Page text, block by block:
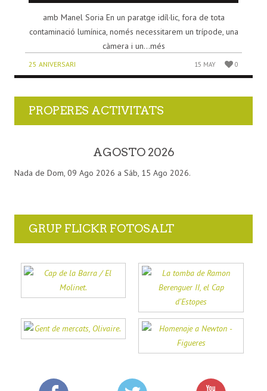
amb Manel Soria En un paratge idíl·lic, fora de tota
contaminació lumínica, només necessitarem un trípode, una
càmera i un...més
25 ANIVERSARI 15 MAY 0
PROPERES ACTIVITATS
AGOSTO 2026
Nada de Dom, 09 Ago 2026 a Sáb, 15 Ago 2026.
GRUP FLICKR FOTOSALT